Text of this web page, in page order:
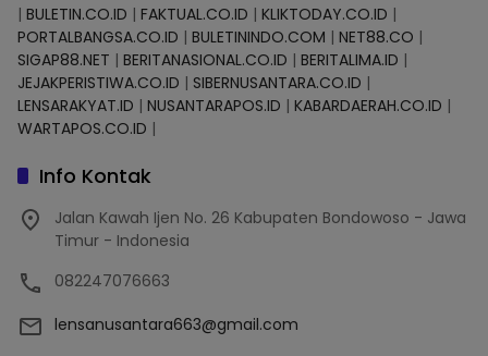
| BULETIN.CO.ID | FAKTUAL.CO.ID | KLIKTODAY.CO.ID |
PORTALBANGSA.CO.ID | BULETININDO.COM | NET88.CO |
SIGAP88.NET | BERITANASIONAL.CO.ID | BERITALIMA.ID |
JEJAKPERISTIWA.CO.ID | SIBERNUSANTARA.CO.ID |
LENSARAKYAT.ID | NUSANTARAPOS.ID | KABARDAERAH.CO.ID |
WARTAPOS.CO.ID |
Info Kontak
Jalan Kawah Ijen No. 26 Kabupaten Bondowoso - Jawa
Timur - Indonesia
082247076663
lensanusantara663@gmail.com